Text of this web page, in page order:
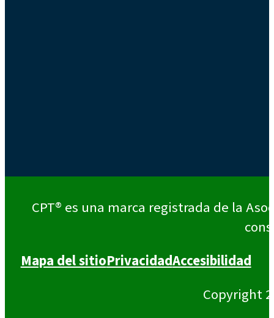
CPT® es una marca registrada de la
Mapa del sitioPrivacidadAccesibilidad
Copyright